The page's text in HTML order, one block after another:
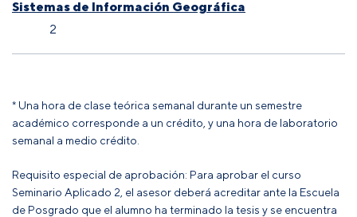
Sistemas de Información Geográfica
2
* Una hora de clase teórica semanal durante un semestre
académico corresponde a un crédito, y una hora de laboratorio
semanal a medio crédito.
Requisito especial de aprobación: Para aprobar el curso
Seminario Aplicado 2, el asesor deberá acreditar ante la Escuela
de Posgrado que el alumno ha terminado la tesis y se encuentra